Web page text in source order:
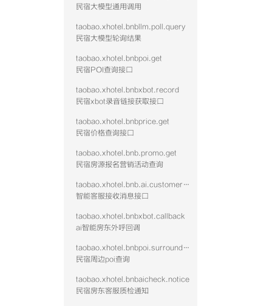
民宿大模型通用调用
taobao.xhotel.bnbllm.poll.query
民宿大模型轮询结果
taobao.xhotel.bnbpoi.get
民宿POI查询接口
taobao.xhotel.bnbxbot.record
民宿xbot录音链接获取接口
taobao.xhotel.bnbprice.get
民宿价格查询接口
taobao.xhotel.bnb.promo.get
民宿房源报名营销活动查询
taobao.xhotel.bnb.ai.customer.message
智能客服接收消息接口
taobao.xhotel.bnbxbot.callback
ai智能房东外呼回调
taobao.xhotel.bnbpoi.surrounding
民宿周边poi查询
taobao.xhotel.bnbaicheck.notice
民宿房东客服质检通知